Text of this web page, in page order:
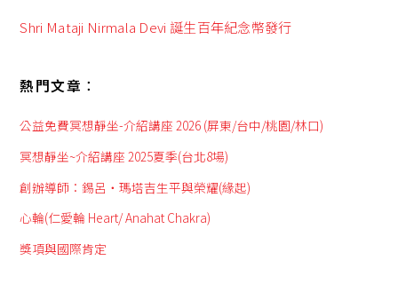
Shri Mataji Nirmala Devi 誕生百年紀念幣發行
熱門文章︰
公益免費冥想靜坐-介紹講座 2026 (屏東/台中/桃園/林口)
冥想靜坐~介紹講座 2025夏季(台北8場)
創辦導師：錫呂‧瑪塔吉生平與榮耀(緣起)
心輪(仁愛輪 Heart/ Anahat Chakra)
獎項與國際肯定